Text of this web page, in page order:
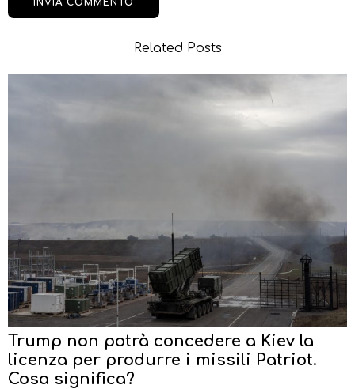
Related Posts
Trump non potrà concedere a Kiev la
licenza per produrre i missili Patriot.
Cosa significa?